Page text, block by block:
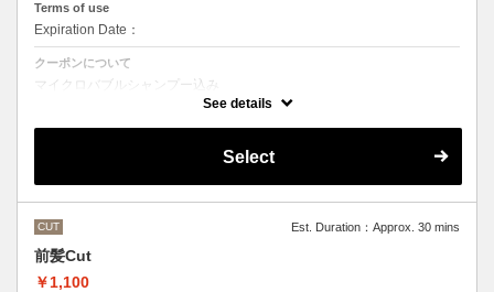
Terms of use
Expiration Date：
クーポンについて
マイクロバブルシャンプー込み
Aujuaシステムトリートメントを使った４ステップトリートメント
で、料金が前後する場合がございます。
See details
Select
CUT Est. Duration：Approx. 30 mins
前髪Cut
￥1,100